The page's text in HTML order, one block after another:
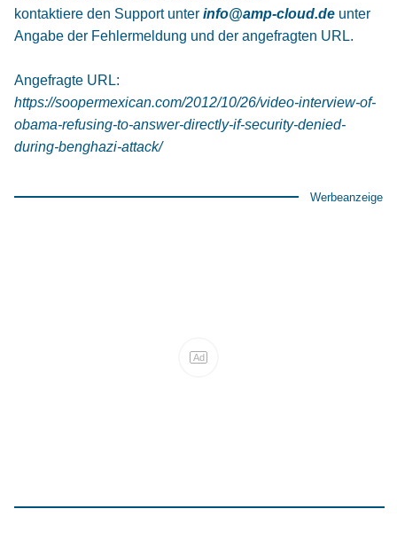
kontaktiere den Support unter info@amp-cloud.de unter
Angabe der Fehlermeldung und der angefragten URL.
Angefragte URL:
https://soopermexican.com/2012/10/26/video-interview-of-
obama-refusing-to-answer-directly-if-security-denied-
during-benghazi-attack/
Werbeanzeige
Ad